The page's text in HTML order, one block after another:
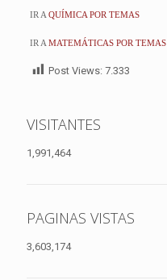
IR A QUÍMICA POR TEMAS
IR A MATEMÁTICAS POR TEMAS
Post Views: 7.333
VISITANTES
1,991,464
PAGINAS VISTAS
3,603,174